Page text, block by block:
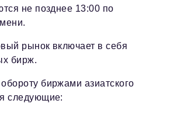
не позднее 13:00 по
рынок включает в себя
бирж.
биржами азиатского
следующие: